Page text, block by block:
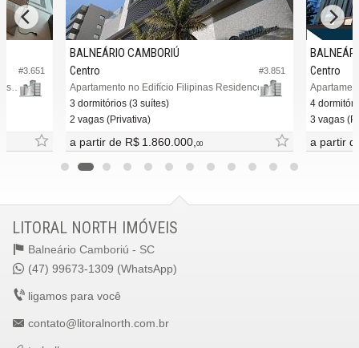
#3.651
Cobertura Duplex no Edifício Olimpia Residence
#3.851
BALNEÁRIO CAMBORIÚ
Centro
Apartamento no Edifício Filipinas Residence
3 dormitórios (3 suítes)
2 vagas (Privativa)
a partir de R$ 1.860.000, 00
Centro
4
3 vagas
a partir
LITORAL NORTH IMÓVEIS
Balneário Camboriú - SC
(47) 99673-1309 (WhatsApp)
ligamos para você
contato@litoralnorth.com.br